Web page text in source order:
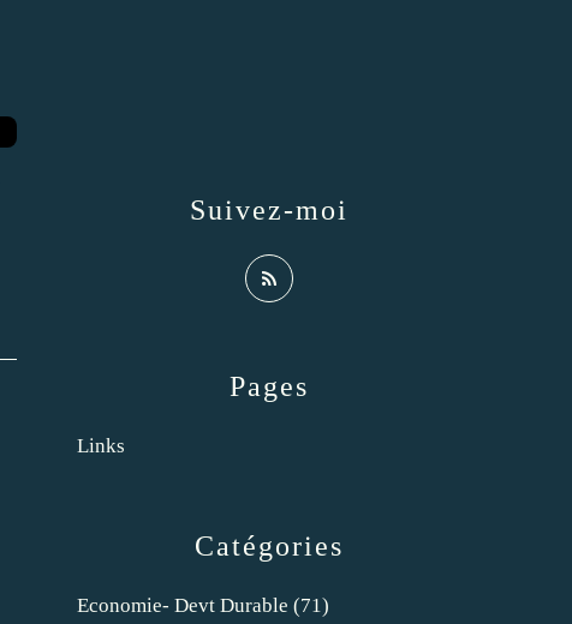
Catégories
Economie- Devt Durable (71)
Pages
Links
Suivez-moi